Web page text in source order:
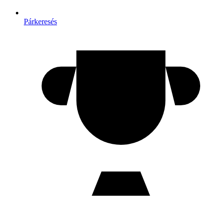
Párkeresés